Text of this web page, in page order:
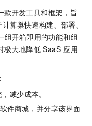
款开发工具和框架，旨
算巢快速构建、部署、
组开箱即用的功能和组
极大地降低 SaaS 应用
减少成本。
件商城，并分享该界面